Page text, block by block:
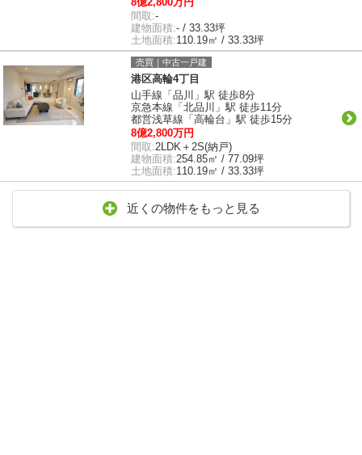
間取:-
建物面積:- / 33.33坪
土地面積:110.19㎡ / 33.33坪
売買｜中古一戸建
港区高輪4丁目
山手線「品川」駅 徒歩8分
京急本線「北品川」駅 徒歩11分
都営浅草線「高輪台」駅 徒歩15分
8億2,800万円
間取:2LDK＋2S(納戸)
建物面積:254.85㎡ / 77.09坪
土地面積:110.19㎡ / 33.33坪
近くの物件をもっと見る